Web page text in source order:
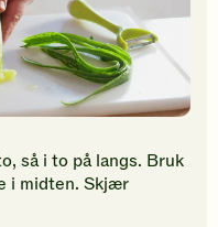
så i to på langs. Bruk
i midten. Skjær